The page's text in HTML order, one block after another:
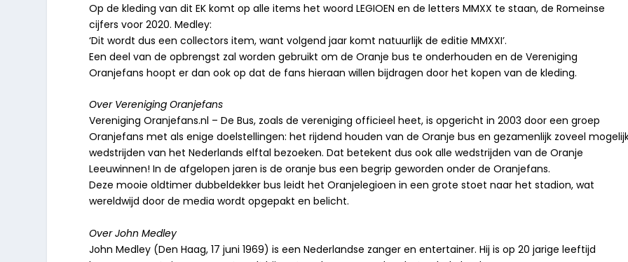
Op de kleding van dit EK komt op alle items het woord LEGIOEN en de letters MMXX te staan, de Romeinse
cijfers voor 2020. Medley:
‘Dit wordt dus een collectors item, want volgend jaar komt natuurlijk de editie MMXXI’.
Een deel van de opbrengst zal worden gebruikt om de Oranje bus te onderhouden en de Vereniging
Oranjefans hoopt er dan ook op dat de fans hieraan willen bijdragen door het kopen van de kleding.
Over Vereniging Oranjefans
Vereniging Oranjefans.nl – De Bus, zoals de vereniging officieel heet, is opgericht in 2003 door een groep
Oranjefans met als enige doelstellingen: het rijdend houden van de Oranje bus en gezamenlijk zoveel
wedstrijden van het Nederlands elftal bezoeken. Dat betekent dus ook alle wedstrijden van de Oranje
Leeuwinnen! In de afgelopen jaren is de oranje bus een begrip geworden onder de Oranjefans.
Deze mooie oldtimer dubbeldekker bus leidt het Oranjelegioen in een grote stoet naar het stadion, wat
wereldwijd door de media wordt opgepakt en belicht.
Over John Medley
John Medley (Den Haag, 17 juni 1969) is een Nederlandse zanger en entertainer. Hij is op 20 jarige leeftijd